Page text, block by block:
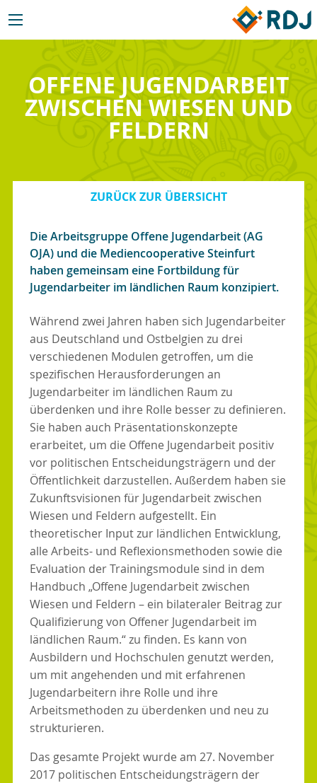
OFFENE JUGENDARBEIT
ZWISCHEN WIESEN UND
FELDERN
ZURÜCK ZUR ÜBERSICHT
Die Arbeitsgruppe Offene Jugendarbeit (AG
OJA) und die Mediencooperative Steinfurt
haben gemeinsam eine Fortbildung für
Jugendarbeiter im ländlichen Raum konzipiert.
Während zwei Jahren haben sich Jugendarbeiter
aus Deutschland und Ostbelgien zu drei
verschiedenen Modulen getroffen, um die
spezifischen Herausforderungen an
Jugendarbeiter im ländlichen Raum zu
überdenken und ihre Rolle besser zu definieren.
Sie haben auch Präsentationskonzepte
erarbeitet, um die Offene Jugendarbeit positiv
vor politischen Entscheidungsträgern und der
Öffentlichkeit darzustellen. Außerdem haben sie
Zukunftsvisionen für Jugendarbeit zwischen
Wiesen und Feldern aufgestellt. Ein
theoretischer Input zur ländlichen Entwicklung,
alle Arbeits- und Reflexionsmethoden sowie die
Evaluation der Trainingsmodule sind in dem
Handbuch „Offene Jugendarbeit zwischen
Wiesen und Feldern – ein bilateraler Beitrag zur
Qualifizierung von Offener Jugendarbeit im
ländlichen Raum.“zu finden. Es kann von
Ausbildern und Hochschulen genutzt werden,
um mit angehenden und mit erfahrenen
Jugendarbeitern ihre Rolle und ihre
Arbeitsmethoden zu überdenken und neu zu
strukturieren.
Das gesamte Projekt wurde am 27. November
2017 politischen Entscheidungsträgern der